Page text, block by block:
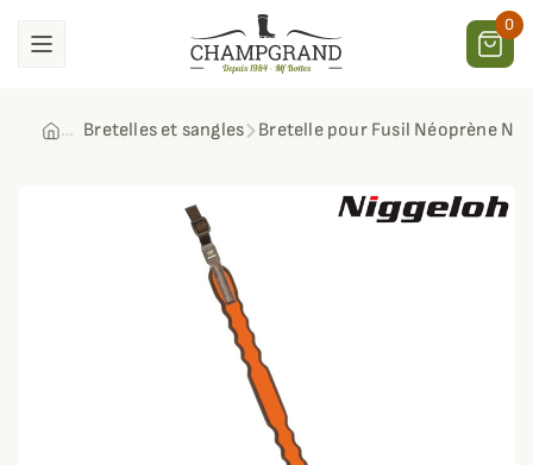
0
Bretelles et sangles Bretelle pour Fusil Néoprène